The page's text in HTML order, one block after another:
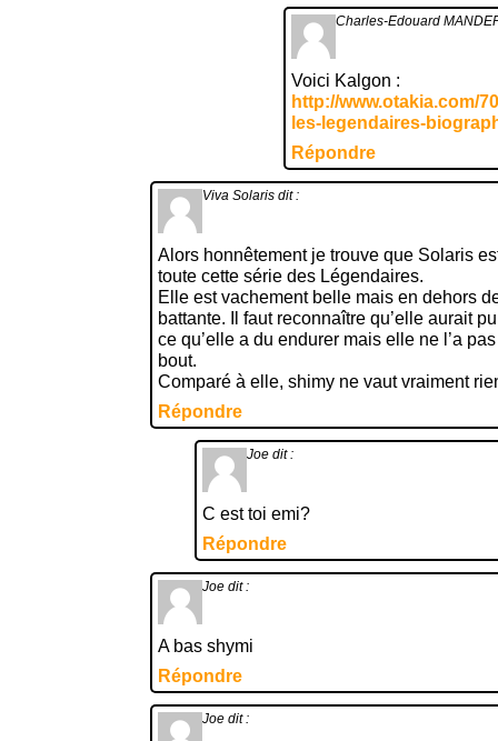
Charles-Edouard
Voici Kalgon :
http://www.otakia.com/
les-legendaires-
Répondre
Viva Solaris dit :
Alors honnêtement je trouve que Solaris
toute cette série des Légendaires.
Elle est vachement belle mais en dehors
battante. Il faut reconnaître qu’elle aurait
ce qu’elle a du endurer mais elle ne l’a
bout.
Comparé à elle, shimy ne vaut vraiment
Répondre
Joe dit :
C est toi emi?
Répondre
Joe dit :
A bas shymi
Répondre
Joe dit :